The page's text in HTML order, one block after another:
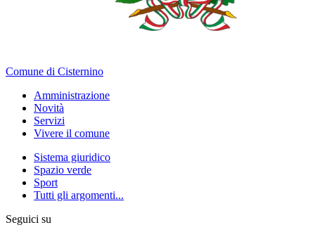
Comune di Cisternino
Amministrazione
Novità
Servizi
Vivere il comune
Sistema giuridico
Spazio verde
Sport
Tutti gli argomenti...
Seguici su